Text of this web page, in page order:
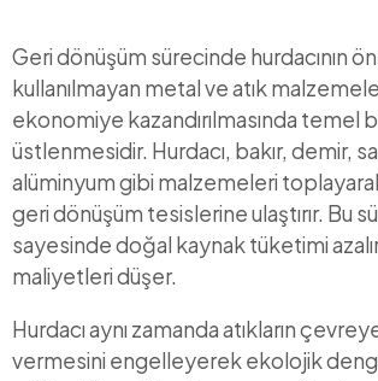
Geri dönüşüm sürecinde hurdacının
kullanılmayan metal ve atık
ekonomiye kazandırılmasında temel
üstlenmesidir. Hurdacı, bakır, demir,
alüminyum gibi malzemeleri toplayarak
geri dönüşüm tesislerine ulaştırır. Bu
sayesinde doğal kaynak tüketimi
maliyetleri düşer.
Hurdacı aynı zamanda atıkların
vermesini engelleyerek ekolojik